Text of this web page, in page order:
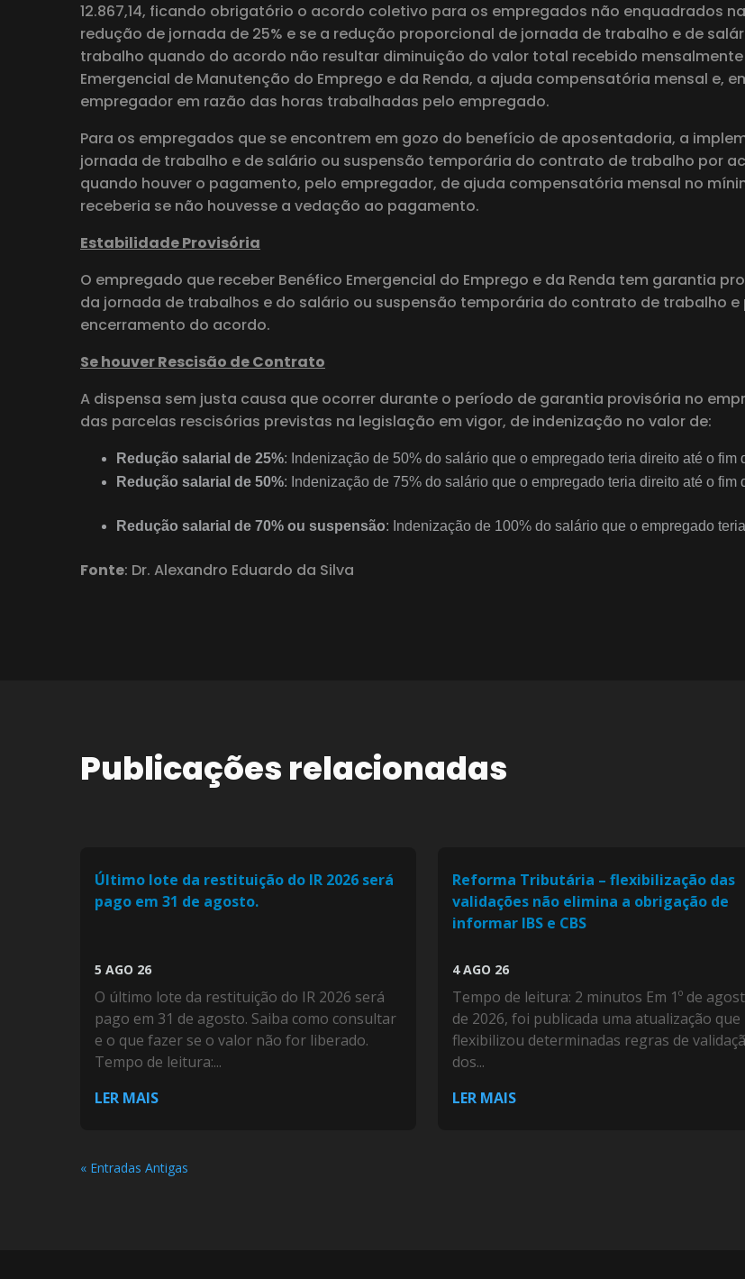
12.867,14, ficando obrigatório o acordo coletivo para os empregados não enquadrados
redução de jornada de 25% e se a redução proporcional de jornada de trabalho e de
trabalho quando do acordo não resultar diminuição do valor total recebido
Emergencial de Manutenção do Emprego e da Renda, a ajuda compensatória mensal e,
empregador em razão das horas trabalhadas pelo empregado.
Para os empregados que se encontrem em gozo do benefício de aposentadoria, a
jornada de trabalho e de salário ou suspensão temporária do contrato de trabalho por
quando houver o pagamento, pelo empregador, de ajuda compensatória mensal no
receberia se não houvesse a vedação ao pagamento.
Estabilidade Provisória
O empregado que receber Benéfico Emergencial do Emprego e da Renda tem garantia
da jornada de trabalhos e do salário ou suspensão temporária do contrato de trabalho
encerramento do acordo.
Se houver Rescisão de Contrato
A dispensa sem justa causa que ocorrer durante o período de garantia provisória no
das parcelas rescisórias previstas na legislação em vigor, de indenização no valor de:
Redução salarial de 25%: Indenização de 50% do salário que o empregado teria direito até o fim
Redução salarial de 50%: Indenização de 75% do salário que o empregado teria direito até o fim
Redução salarial de 70% ou suspensão: Indenização de 100% do salário que o empregado
Fonte: Dr. Alexandro Eduardo da Silva
Publicações relacionadas
Último lote da restituição do IR 2026 será
pago em 31 de agosto.
5 AGO 26
O último lote da restituição do IR 2026 será
pago em 31 de agosto. Saiba como consultar
e o que fazer se o valor não for liberado.
Tempo de leitura:...
LER MAIS
Reforma Tributária – flexibilização das
validações não elimina a obrigação de
informar IBS e CBS
4 AGO 26
Tempo de leitura: 2 minutos Em 1º de
de 2026, foi publicada uma atualização que
flexibilizou determinadas regras de
dos...
LER MAIS
« Entradas Antigas